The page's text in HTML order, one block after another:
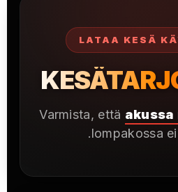
Varmista, että
lompakossa